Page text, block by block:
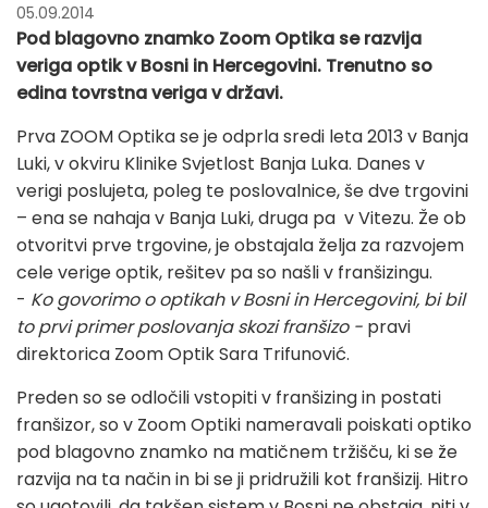
05.09.2014
Pod blagovno znamko Zoom Optika se razvija
veriga optik v Bosni in Hercegovini. Trenutno so
edina tovrstna veriga v državi.
Prva ZOOM Optika se je odprla sredi leta 2013 v Banja
Luki, v okviru Klinike Svjetlost Banja Luka. Danes v
verigi poslujeta, poleg te poslovalnice, še dve trgovini
– ena se nahaja v Banja Luki, druga pa v Vitezu. Že ob
otvoritvi prve trgovine, je obstajala želja za razvojem
cele verige optik, rešitev pa so našli v franšizingu.
- Ko govorimo o optikah v Bosni in Hercegovini, bi bil
to prvi primer poslovanja skozi franšizo - pravi
direktorica Zoom Optik Sara Trifunović.
Preden so se odločili vstopiti v franšizing in postati
franšizor, so v Zoom Optiki nameravali poiskati optiko
pod blagovno znamko na matičnem tržišču, ki se že
razvija na ta način in bi se ji pridružili kot franšizij. Hitro